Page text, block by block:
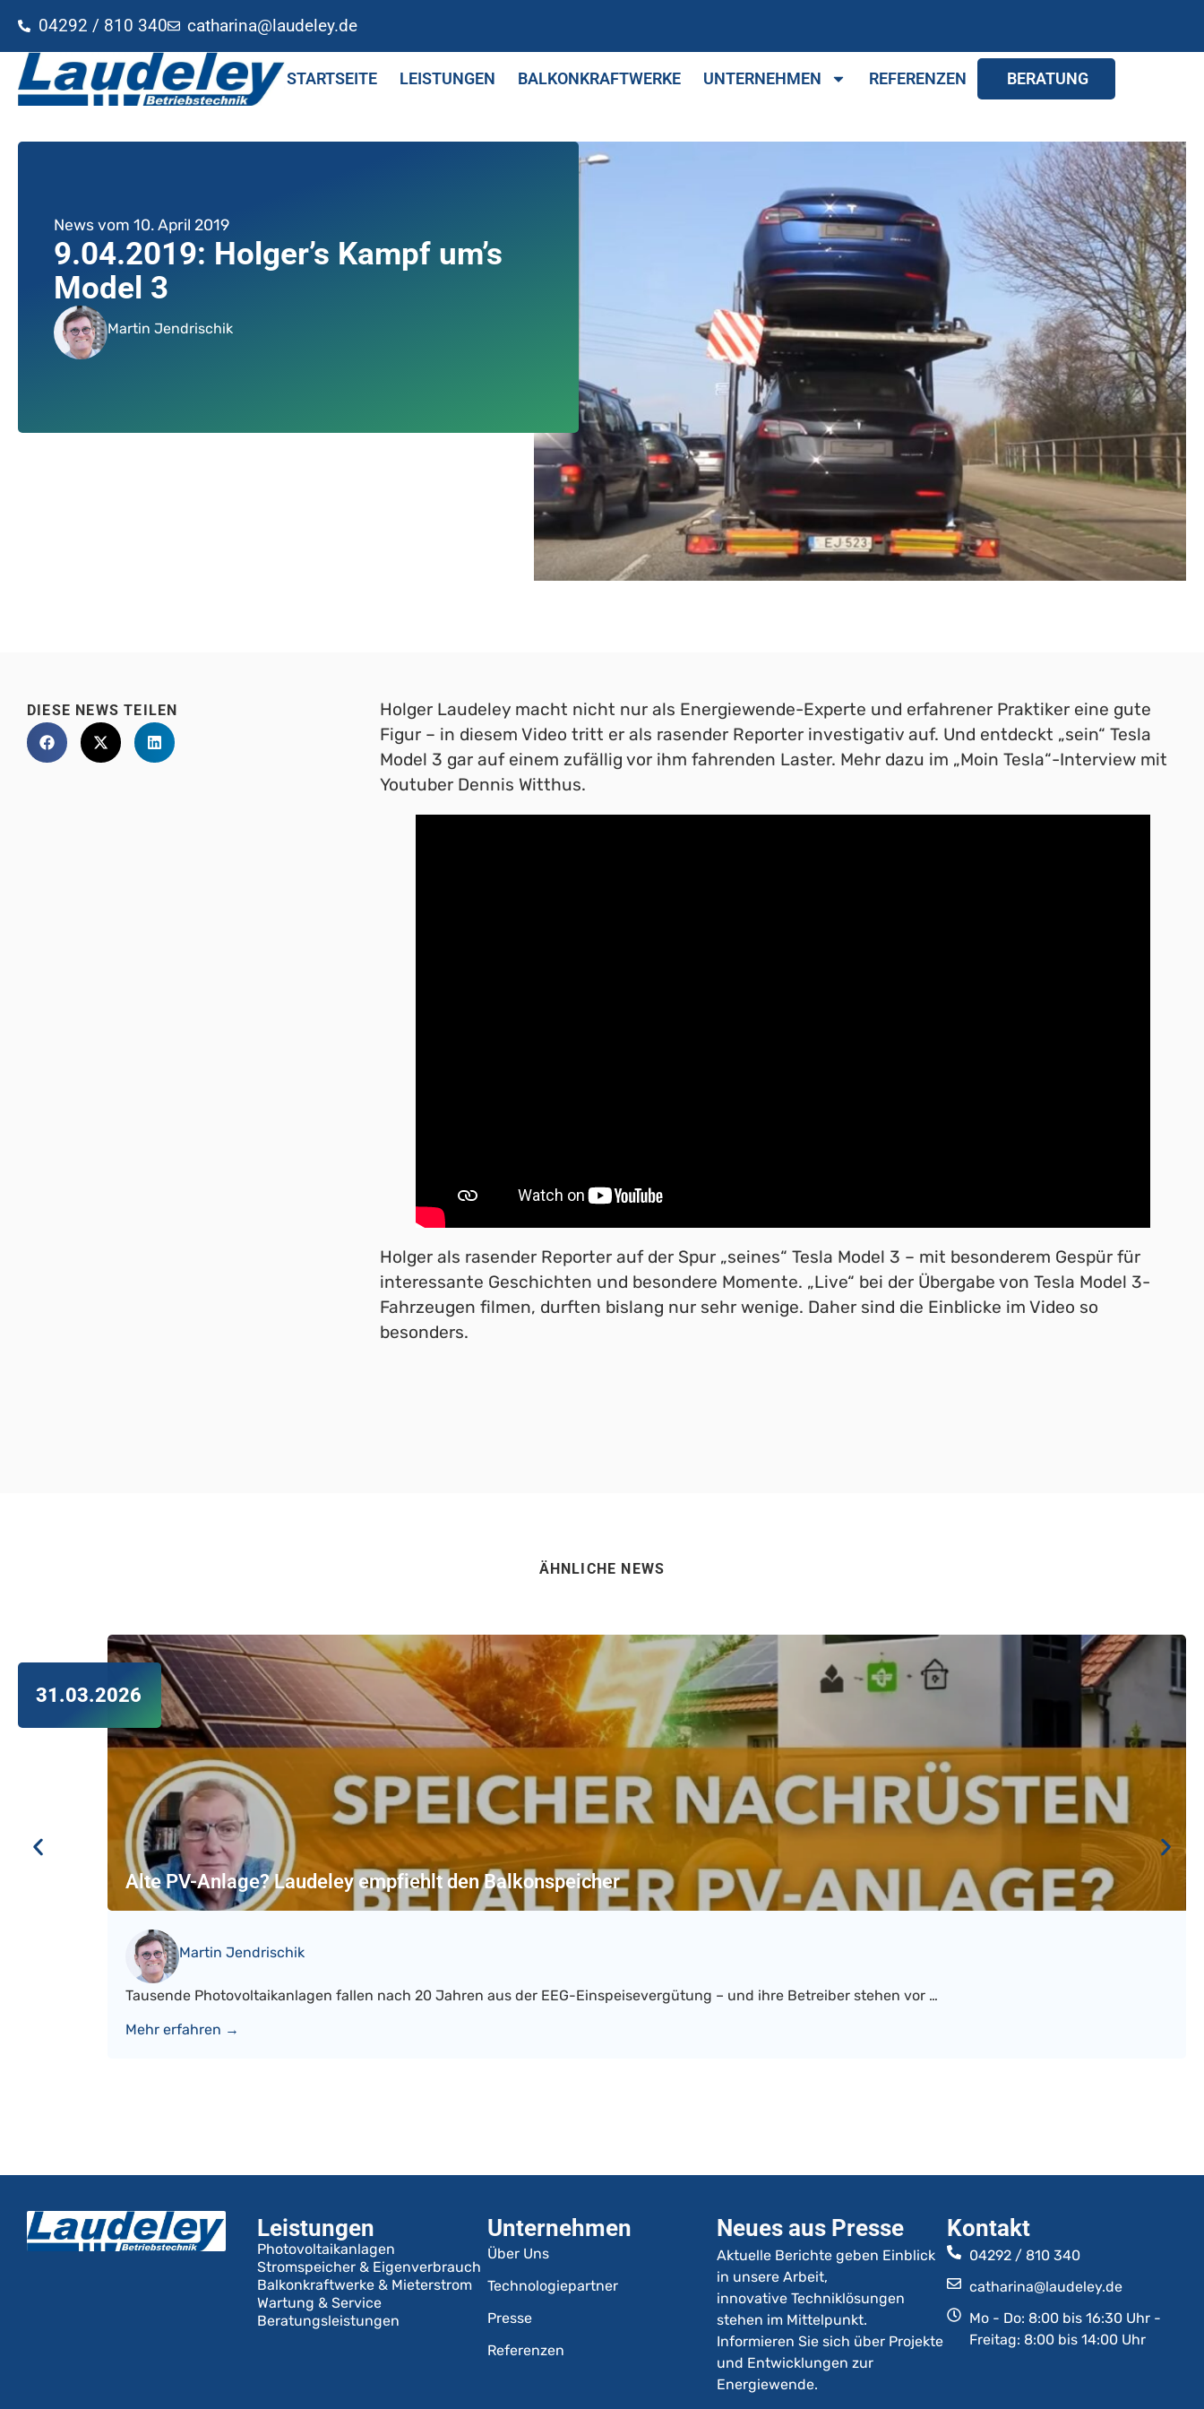
04292 / 810 340 catharina@laudeley.de
STARTSEITE LEISTUNGEN BALKONKRAFTWERKE UNTERNEHMEN REFERENZEN BERATUNG
News vom 10. April 2019
9.04.2019: Holger’s Kampf um’s
Model 3
Martin Jendrischik
DIESE NEWS TEILEN
Holger Laudeley macht nicht nur als Energiewende-Experte und erfahrener Praktiker eine gute
Figur – in diesem Video tritt er als rasender Reporter investigativ auf. Und entdeckt „sein“ Tesla
Model 3 gar auf einem zufällig vor ihm fahrenden Laster. Mehr dazu im „Moin Tesla“-Interview mit
Youtuber Dennis Witthus.
Holger als rasender Reporter auf der Spur „seines“ Tesla Model 3 – mit besonderem Gespür für
interessante Geschichten und besondere Momente. „Live“ bei der Übergabe von Tesla Model 3-
Fahrzeugen filmen, durften bislang nur sehr wenige. Daher sind die Einblicke im Video so
besonders.
ÄHNLICHE NEWS
Alte PV-Anlage? Laudeley empfiehlt den Balkonspeicher
Martin Jendrischik
Tausende Photovoltaikanlagen fallen nach 20 Jahren aus der EEG-Einspeisevergütung – und ihre Betreiber stehen vor …
Mehr erfahren →
31.03.2026
Leistungen
Photovoltaikanlagen
Stromspeicher & Eigenverbrauch
Balkonkraftwerke & Mieterstrom
Wartung & Service
Beratungsleistungen
Unternehmen
Über Uns
Technologiepartner
Presse
Referenzen
Neues aus Presse
Aktuelle Berichte geben Einblick
in unsere Arbeit,
innovative Techniklösungen
stehen im Mittelpunkt.
Informieren Sie sich über Projekte
und Entwicklungen zur
Energiewende.
Kontakt
04292 / 810 340
catharina@laudeley.de
Mo - Do: 8:00 bis 16:30 Uhr -
Freitag: 8:00 bis 14:00 Uhr